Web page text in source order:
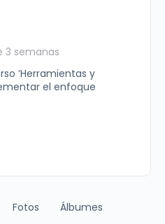
3 semanas
‘Herramientas y
el enfoque
Fotos Álbumes